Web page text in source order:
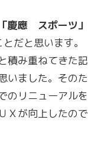
「慶應 スポーツ」
だと思います。
積み重ねてきた記
いました。そのた
のリニューアルを
Ｘが向上したので